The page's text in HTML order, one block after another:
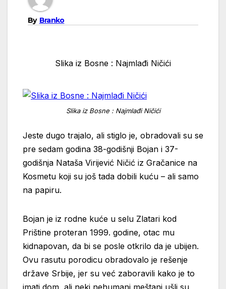
By Branko
Slika iz Bosne : Najmlađi Ničići
Slika iz Bosne : Najmlađi Ničići
Jeste dugo trajalo, ali stiglo je, obradovali su se
pre sedam godina 38-godišnji Bojan i 37-
godišnja Nataša Virijević Ničić iz Gračanice na
Kosmetu koji su još tada dobili kuću – ali samo
na papiru.
Bojan je iz rodne kuće u selu Zlatari kod
Prištine proteran 1999. godine, otac mu
kidnapovan, da bi se posle otkrilo da je ubijen.
Ovu rasutu porodicu obradovalo je rešenje
države Srbije, jer su već zaboravili kako je to
imati dom, ali neki nehumani meštani ušli su